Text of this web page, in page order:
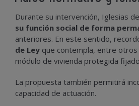
Durante su intervención, Iglesias
su función social de forma
anteriores. En este sentido,
de Ley que contempla, entre
módulo de vivienda protegida
La propuesta también permitirá
capacidad de actuación.